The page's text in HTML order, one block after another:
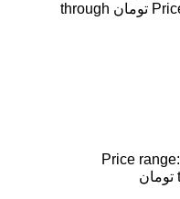
Price range: 3,925,000 تومان through
Price range: